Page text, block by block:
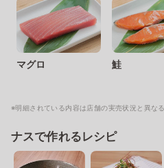
マグロ 鮭
※明細されている内容は店舗の実売状況と異な
ナスで作れるレシピ